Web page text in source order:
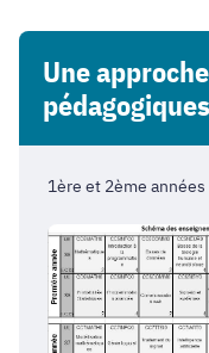
Une
pédagogiques
1ère et 2ème années